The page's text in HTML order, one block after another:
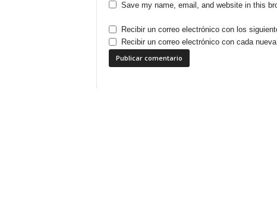
Save my name, email, and website in this
Recibir un correo electrónico con los
Recibir un correo electrónico con cada